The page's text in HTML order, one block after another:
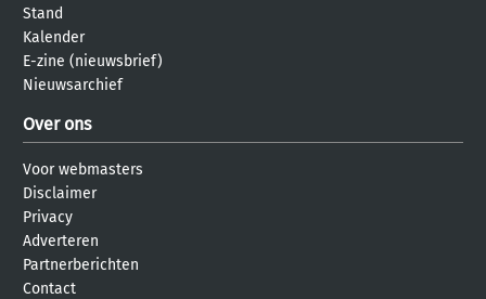
Stand
Kalender
E-zine (nieuwsbrief)
Nieuwsarchief
Over ons
Voor webmasters
Disclaimer
Privacy
Adverteren
Partnerberichten
Contact